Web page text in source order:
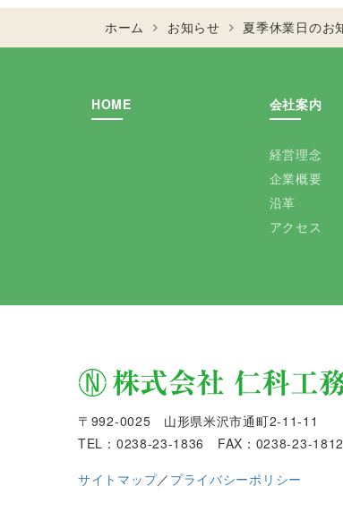
ホーム お知らせ 夏季休業日のお
HOME 会社案内
経営理念
企業概要
沿革
アクセス
〒992-0025 山形県米沢市通町2-11-11
TEL：0238-23-1836 FAX：0238-23-1812
サイトマップ／ プライバシーポリシー